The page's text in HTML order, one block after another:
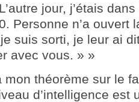
jour, j’étais
Personne n’a ouvert
suis sorti, je leur ai
avec vous. » »
mon théorème sur le
d’intelligence est